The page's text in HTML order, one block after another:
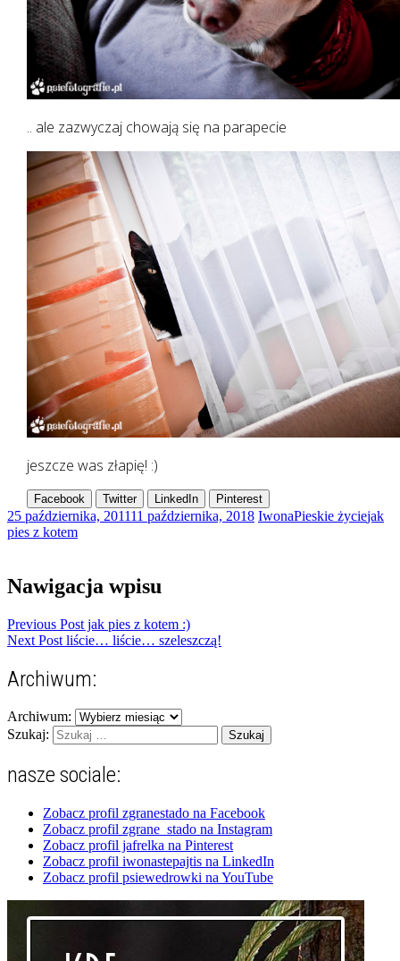
.. ale zazwyczaj chowają się na parapecie
jeszcze was złapię! :)
Facebook Twitter LinkedIn Pinterest
25 października, 201111 października, 2018 IwonaPieskie życiejak
pies z kotem
Nawigacja wpisu
Previous Post jak pies z kotem :)
Next Post liście… liście… szeleszczą!
Archiwum:
Archiwum:
Szukaj:
nasze sociale:
Zobacz profil zgranestado na Facebook
Zobacz profil zgrane_stado na Instagram
Zobacz profil jafrelka na Pinterest
Zobacz profil iwonastepajtis na LinkedIn
Zobacz profil psiewedrowki na YouTube